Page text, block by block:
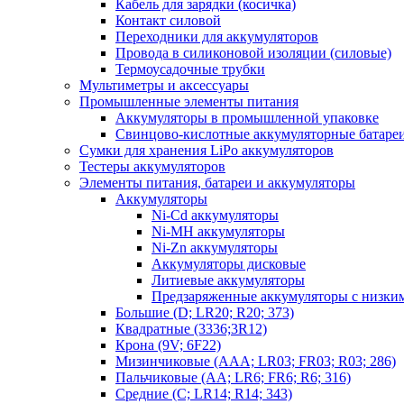
Кабель для зарядки (косичка)
Контакт силовой
Переходники для аккумуляторов
Провода в силиконовой изоляции (силовые)
Термоусадочные трубки
Мультиметры и аксессуары
Промышленные элементы питания
Аккумуляторы в промышленной упаковке
Свинцово-кислотные аккумуляторные
Сумки для хранения LiPo аккумуляторов
Тестеры аккумуляторов
Элементы питания, батареи и аккумуляторы
Аккумуляторы
Ni-Cd аккумуляторы
Ni-MH аккумуляторы
Ni-Zn аккумуляторы
Аккумуляторы дисковые
Литиевые аккумуляторы
Предзаряженные аккумуляторы с
Большие (D; LR20; R20; 373)
Квадратные (3336;3R12)
Крона (9V; 6F22)
Мизинчиковые (AAA; LR03; FR03; R03; 286)
Пальчиковые (AA; LR6; FR6; R6; 316)
Средние (C; LR14; R14; 343)